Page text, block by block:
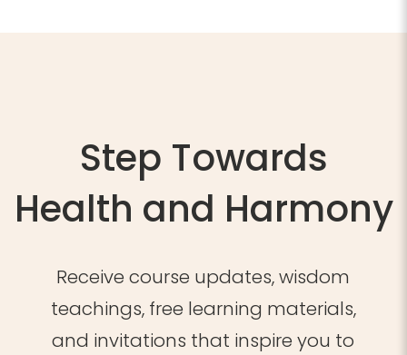
quantity
Step Towards
Health and Harmony
Receive course updates, wisdom
teachings, free learning materials,
and invitations that inspire you to